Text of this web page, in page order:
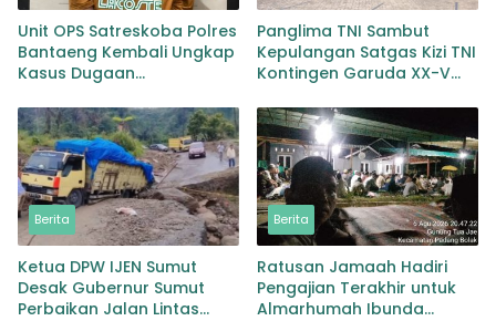
Unit OPS Satreskoba Polres
Bantaeng Kembali Ungkap
Kasus Dugaan
Peredaran Narkotika Jenis
Sabu
Panglima TNI Sambut
Kepulangan Satgas Kizi TNI
Kontingen Garuda XX-V
Berita
Ketua DPW IJEN Sumut
Desak Gubernur Sumut
Perbaikan Jalan Lintas
Berita
Ratusan Jamaah Hadiri
Pengajian Terakhir untuk
Almarhumah Ibunda